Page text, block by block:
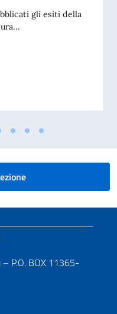
gli esiti della
esiti della prova scritta della
P.O. BOX 11365-